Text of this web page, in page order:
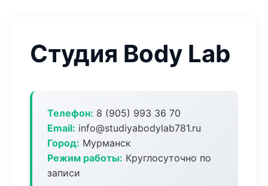
Студия Body Lab
Телефон: 8 (905) 993 36 70
Email: info@studiyabodylab781.ru
Город: Мурманск
Режим работы: Круглосуточно по
записи